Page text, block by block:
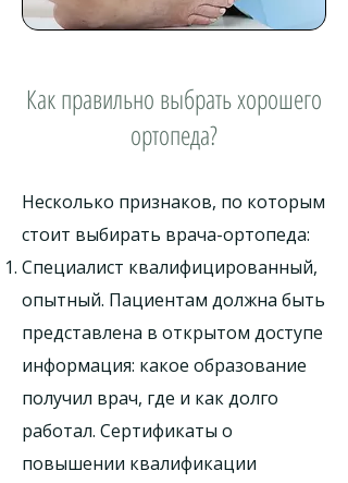
Как правильно выбрать хорошего
ортопеда?
Несколько признаков, по которым
стоит выбирать врача-ортопеда:
Специалист квалифицированный,
опытный. Пациентам должна быть
представлена в открытом доступе
информация: какое образование
получил врач, где и как долго
работал. Сертификаты о
повышении квалификации